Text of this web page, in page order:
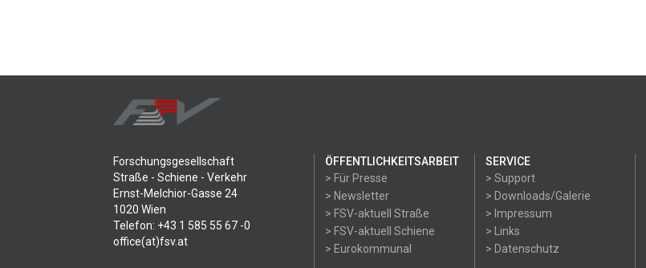
Forschungsgesellschaft
Straße - Schiene - Verkehr
Ernst-Melchior-Gasse 24
1020 Wien
Telefon: +43 1 585 55 67 -0
office(at)fsv.at
ÖFFENTLICHKEITSARBEIT
> Für Presse
> Newsletter
> FSV-aktuell Straße
> FSV-aktuell Schiene
> Eurokommunal
SERVICE
> Support
> Downloads/Galerie
> Impressum
> Links
> Datenschutz